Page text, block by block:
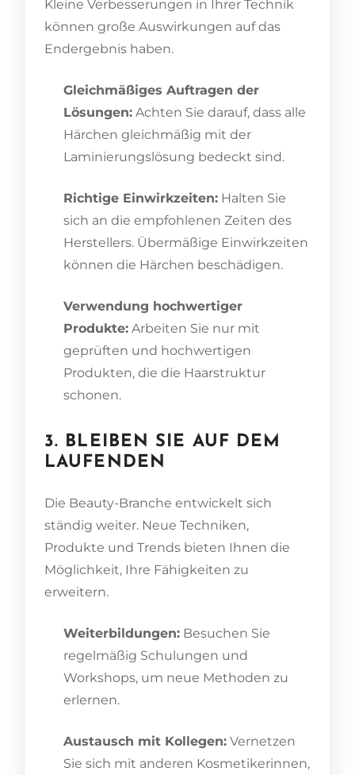
Kleine Verbesserungen in Ihrer Technik
können große Auswirkungen auf das
Endergebnis haben.
Gleichmäßiges Auftragen der
Lösungen: Achten Sie darauf, dass alle
Härchen gleichmäßig mit der
Laminierungslösung bedeckt sind.
Richtige Einwirkzeiten: Halten Sie
sich an die empfohlenen Zeiten des
Herstellers. Übermäßige Einwirkzeiten
können die Härchen beschädigen.
Verwendung hochwertiger
Produkte: Arbeiten Sie nur mit
geprüften und hochwertigen
Produkten, die die Haarstruktur
schonen.
3. BLEIBEN SIE AUF DEM
LAUFENDEN
Die Beauty-Branche entwickelt sich
ständig weiter. Neue Techniken,
Produkte und Trends bieten Ihnen die
Möglichkeit, Ihre Fähigkeiten zu
erweitern.
Weiterbildungen: Besuchen Sie
regelmäßig Schulungen und
Workshops, um neue Methoden zu
erlernen.
Austausch mit Kollegen: Vernetzen
Sie sich mit anderen Kosmetikerinnen,